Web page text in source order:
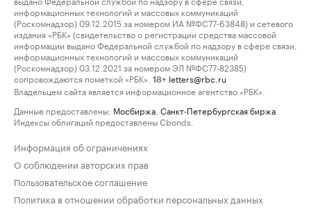
информационных технологий и массовых коммуникаций
(Роскомнадзор) 09.12.2015 за номером ИА №ФС77-63848) и сетевого
издания «РБК» (свидетельство о регистрации средства массовой
информации выдано Федеральной службой по надзору в сфере связи,
информационных технологий и массовых коммуникаций
(Роскомнадзор) 03.12.2021 за номером ЭЛ №ФС77-82385)
сопровождаются пометкой «РБК».
18+ letters@rbc.ru
Владельцем сайта является информационное агентство «РБК».
Данные предоставлены: Мосбиржа Санкт-Петербургская биржа
Индексы облигаций предоставлены Cbonds.
Информация об ограничениях
О соблюдении авторских прав
Пользовательское соглашение
Политика в отношении обработки персональных данных